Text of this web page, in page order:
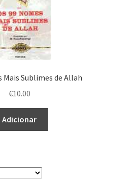
Mais Sublimes de Allah
€10.00
Adicionar